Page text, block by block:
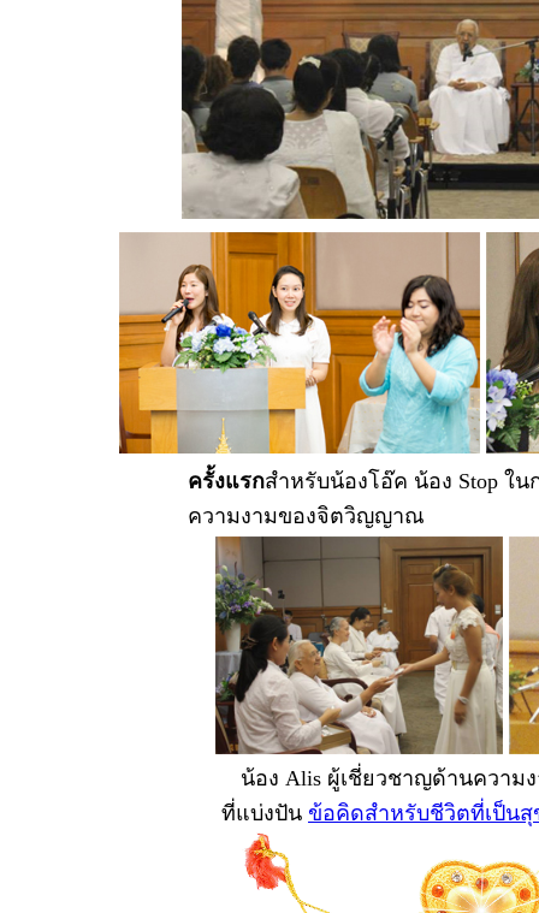
ครั้งแรกสำหรับน้องโอ๊ค น้อง Stop ใ
ความงามของจิตวิญญาณ
น้อง Alis ผู้เชี่ยวชาญด้านความ
ที่แบ่งปัน ข้อคิดสำหรับชีวิตที่เป็น